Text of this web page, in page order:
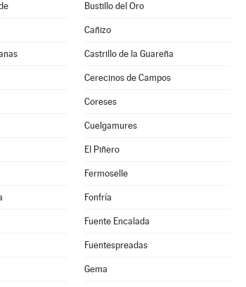
Bustillo del Oro
Cañizo
Castrillo de la Guareña
Cerecinos de Campos
Coreses
Cuelgamures
El Piñero
Fermoselle
Fonfría
Fuente Encalada
Fuentespreadas
Gema